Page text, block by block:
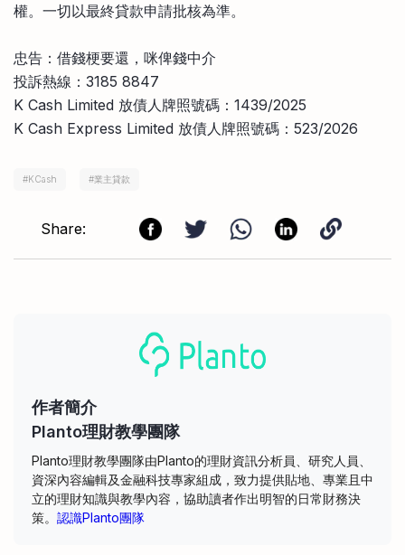
權。一切以最終貸款申請批核為準。
忠告：借錢梗要還，咪俾錢中介
投訴熱線：3185 8847
K Cash Limited 放債人牌照號碼：1439/2025
K Cash Express Limited 放債人牌照號碼：523/2026
#KCash #業主貸款
Share:
作者簡介
Planto理財教學團隊
Planto理財教學團隊由Planto的理財資訊分析員、研究人員、
資深內容編輯及金融科技專家組成，致力提供貼地、專業且中
立的理財知識與教學內容，協助讀者作出明智的日常財務決
策。 認識Planto團隊